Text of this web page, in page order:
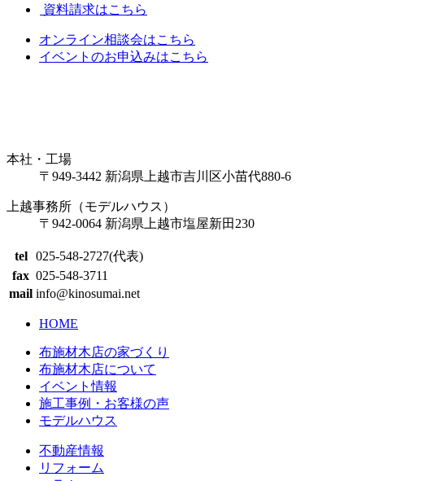
資料請求はこちら
オンライン相談会はこちら
イベントのお申込みはこちら
本社・工場
〒949-3442 新潟県上越市吉川区小苗代880-6
上越事務所（モデルハウス）
〒942-0064 新潟県上越市塩屋新田230
tel
025-548-2727(代表)
fax 025-548-3711
mail info@kinosumai.net
HOME
布施材木店の家づくり
布施材木店について
イベント情報
施工事例・お客様の声
モデルハウス
不動産情報
リフォーム